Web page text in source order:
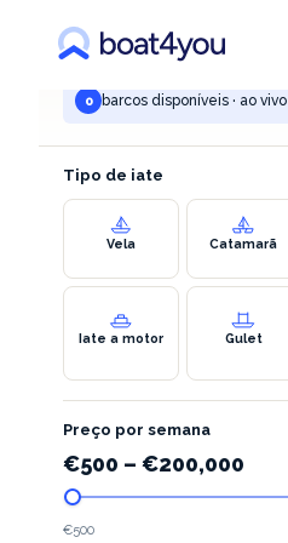
A SUA PESQUISA
crikvenica
0 barcos disponíveis · ao vivo
Tipo de iate
Vela Catamarã
Iate a motor Gulet
Preço por semana
€500 – €200,000
€500